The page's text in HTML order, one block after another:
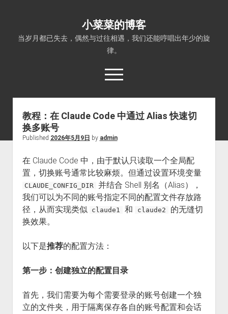
小菜菜的博客
当岁月都已失去，偶然与过往相遇，我们还能哼唱出年少的旋
律。
open
menu
教程：在 Claude Code 中通过 Alias 快速切
换多账号
Published 2026年5月9日 by admin
在 Claude Code 中，由于默认只读取一个全局配
置，切换账号通常比较麻烦。但通过设置环境变量
CLAUDE_CONFIG_DIR 并结合 Shell 别名（Alias），
我们可以为不同的账号指定不同的配置文件存放路
径，从而实现类似 claude1 和 claude2
的无缝切
换效果。
以下是推荐的配置方法：
第一步：创建独立的配置目录
首先，我们需要为每个需要登录的账号创建一个独
立的文件夹，用于隔离保存各自的账号配置和会话